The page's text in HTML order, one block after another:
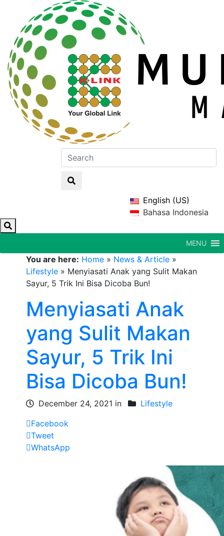
English (US)
Bahasa Indonesia
MENU
You are here: Home » News & Article »
Lifestyle » Menyiasati Anak yang Sulit Makan
Sayur, 5 Trik Ini Bisa Dicoba Bun!
Menyiasati Anak
yang Sulit Makan
Sayur, 5 Trik Ini
Bisa Dicoba Bun!
December 24, 2021 in
Lifestyle
Facebook
Tweet
WhatsApp